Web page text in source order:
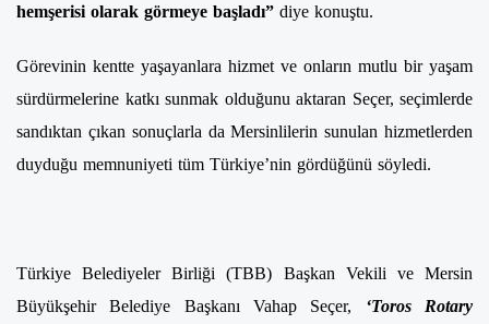
hemşerisi olarak görmeye başladı” diye konuştu.
Görevinin kentte yaşayanlara hizmet ve onların mutlu bir yaşam
sürdürmelerine katkı sunmak olduğunu aktaran Seçer, seçimlerde
sandıktan çıkan sonuçlarla da Mersinlilerin sunulan hizmetlerden
duyduğu memnuniyeti tüm Türkiye’nin gördüğünü söyledi.
Türkiye Belediyeler Birliği (TBB) Başkan Vekili ve Mersin
Büyükşehir Belediye Başkanı Vahap Seçer, ‘Toros Rotary